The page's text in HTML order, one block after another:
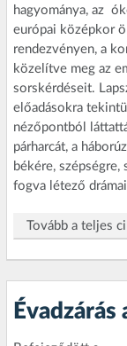
hagyománya, az
európai középkor
rendezvényen, a
közelítve meg az
sorskérdéseit.
előadásokra
nézőpontból
párharcát, a
békére,
fogva létező
Tovább a teljes